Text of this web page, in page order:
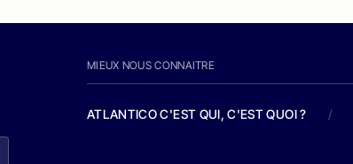
MIEUX NOUS CONNAITRE
ATLANTICO C'EST QUI, C'EST QUOI ? /